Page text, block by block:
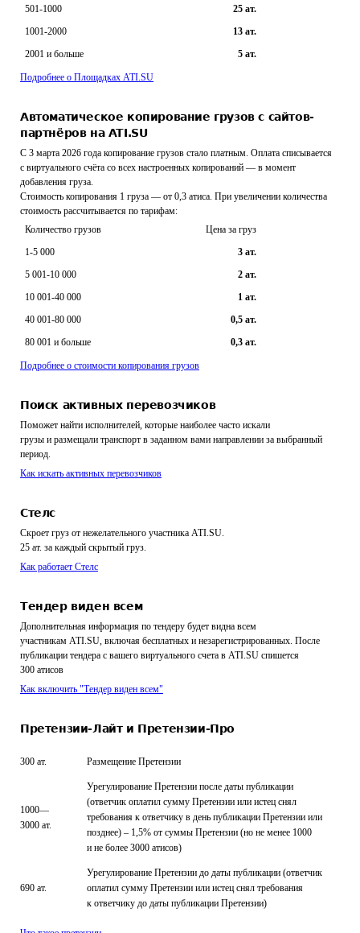
501-1000
25 ат.
1001-2000
13 ат.
2001 и больше 5 ат.
Подробнее о Площадках ATI.SU
Автоматическое копирование грузов с сайтов-
партнёров на ATI.SU
C 3 марта 2026 года копирование грузов стало платным. Оплата списывается
с виртуального счёта со всех настроенных копирований — в момент
добавления груза.
Стоимость копирования 1 груза — от 0,3 атиса. При увеличении количества
стоимость рассчитывается по тарифам:
Количество грузов
Цена за груз
1-5 000
3 ат.
5 001-10 000
2 ат.
10 001-40 000
1 ат.
40 001-80 000
0,5 ат.
80 001 и больше 0,3 ат.
Подробнее о стоимости копирования грузов
Поиск активных перевозчиков
Поможет найти исполнителей, которые наиболее часто искали
грузы и размещали транспорт в заданном вами направлении за выбранный
период.
Как искать активных перевозчиков
Стелс
Скроет груз от нежелательного участника ATI.SU.
25 ат. за каждый скрытый груз.
Как работает Стелс
Тендер виден всем
Дополнительная информация по тендеру будет видна всем
участникам ATI.SU, включая бесплатных и незарегистрированных. После
публикации тендера с вашего виртуального счета в ATI.SU спишется
300 атисов
Как включить "Тендер виден всем"
Претензии-Лайт и Претензии-Про
300 ат. Размещение Претензии
1000—
3000 ат.
Урегулирование Претензии после даты публикации
(ответчик оплатил сумму Претензии или истец снял
требования к ответчику в день публикации Претензии или
позднее) – 1,5% от суммы Претензии (но не менее 1000
и не более 3000 атисов)
690 ат.
Урегулирование Претензии до даты публикации (ответчик
оплатил сумму Претензии или истец снял требования
к ответчику до даты публикации Претензии)